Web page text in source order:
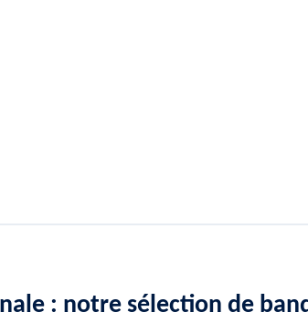
: notre sélection de